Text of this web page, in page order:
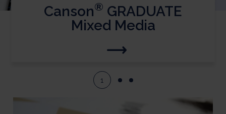
Canson® GRADUATE
Mixed Media
1